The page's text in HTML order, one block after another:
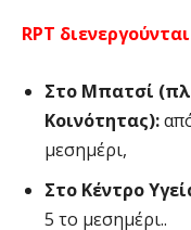
RPT
Στο Μπατσί
Κοινότητας):
μεσημέρι,
Στο Κέντρο
5 το μεσημέρι..